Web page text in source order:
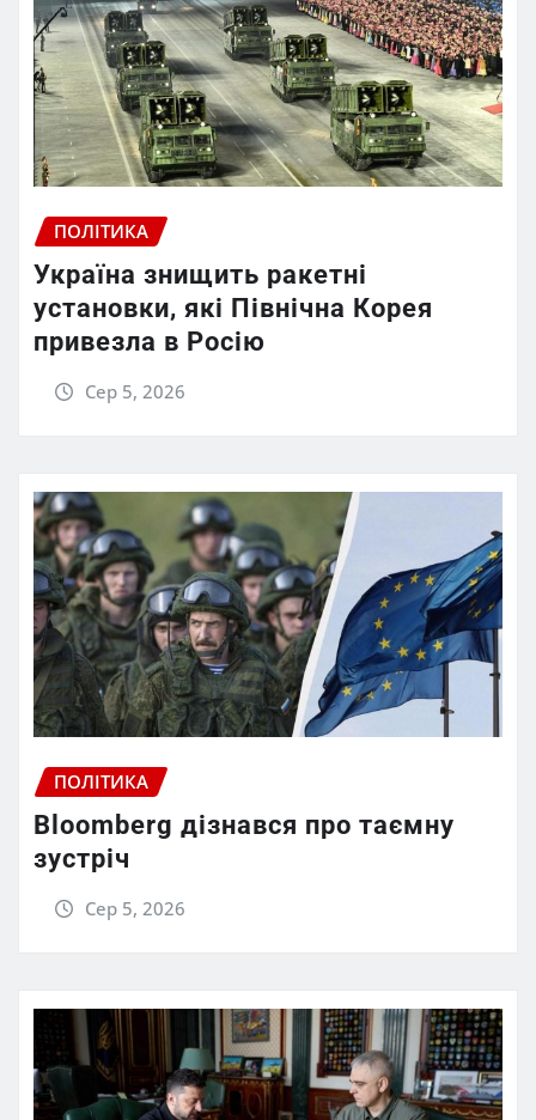
ПОЛІТИКА
Україна знищить ракетні
установки, які Північна Корея
привезла в Росію
Сер 5, 2026
ПОЛІТИКА
Bloomberg дізнався про таємну
зустріч
Сер 5, 2026